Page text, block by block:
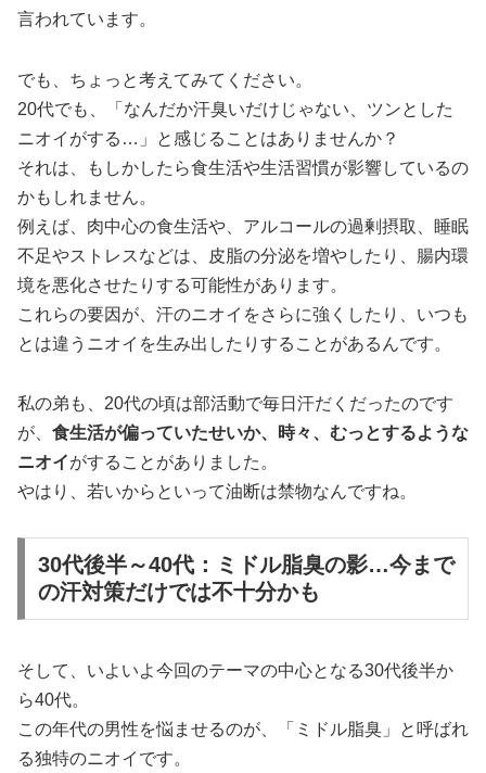
言われています。
でも、ちょっと考えてみてください。
20代でも、「なんだか汗臭いだけじゃない、ツンとした
ニオイがする…」と感じることはありませんか？
それは、もしかしたら食生活や生活習慣が影響しているの
かもしれません。
例えば、肉中心の食生活や、アルコールの過剰摂取、睡眠
不足やストレスなどは、皮脂の分泌を増やしたり、腸内環
境を悪化させたりする可能性があります。
これらの要因が、汗のニオイをさらに強くしたり、いつも
とは違うニオイを生み出したりすることがあるんです。
私の弟も、20代の頃は部活動で毎日汗だくだったのです
が、 食生活が偏っていたせいか、時々、むっとするような
ニオイがすることがありました。
やはり、若いからといって油断は禁物なんですね。
30代後半～40代：ミドル脂臭の影…今まで
の汗対策だけでは不十分かも
そして、いよいよ今回のテーマの中心となる30代後半か
ら40代。
この年代の男性を悩ませるのが、「ミドル脂臭」と呼ばれ
る独特のニオイです。